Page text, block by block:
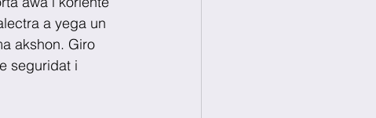
a yega un
akshon. Giro
seguridat i